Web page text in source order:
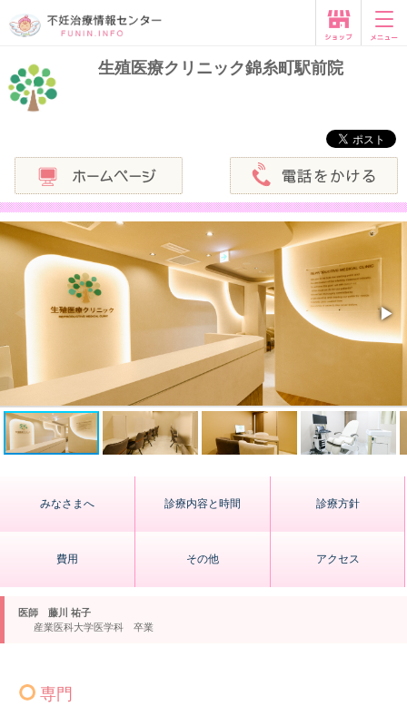
生殖医療クリニック錦糸町駅前院
◀ ▶
みなさまへ 診療内容と時間 診療方針
費用 その他 アクセス
医師 藤川 祐子
産業医科大学医学科 卒業
専門